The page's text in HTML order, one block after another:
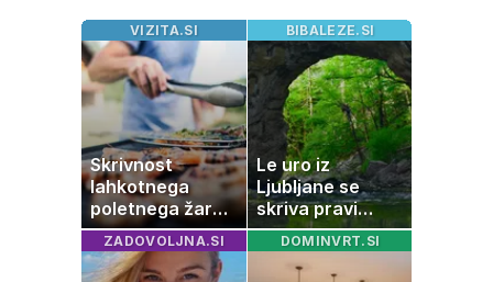
VIZITA.SI
Skrivnost
lahkotnega
poletnega žara,
po katerem ne
boste
potrebovali
BIBALEZE.SI
Le uro iz
Ljubljane se
skriva pravi
naravni čudež:
izlet, ki bo
navdušil otroke
ZADOVOLJNA.SI DOMINVRT.SI